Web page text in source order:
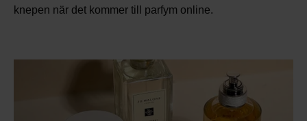
knepen när det kommer till parfym online.